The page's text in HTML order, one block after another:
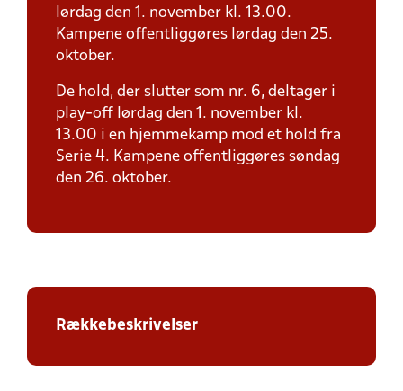
lørdag den 1. november kl. 13.00.
Kampene offentliggøres lørdag den 25.
oktober.
De hold, der slutter som nr. 6, deltager i
play-off lørdag den 1. november kl.
13.00 i en hjemmekamp mod et hold fra
Serie 4. Kampene offentliggøres søndag
den 26. oktober.
Rækkebeskrivelser